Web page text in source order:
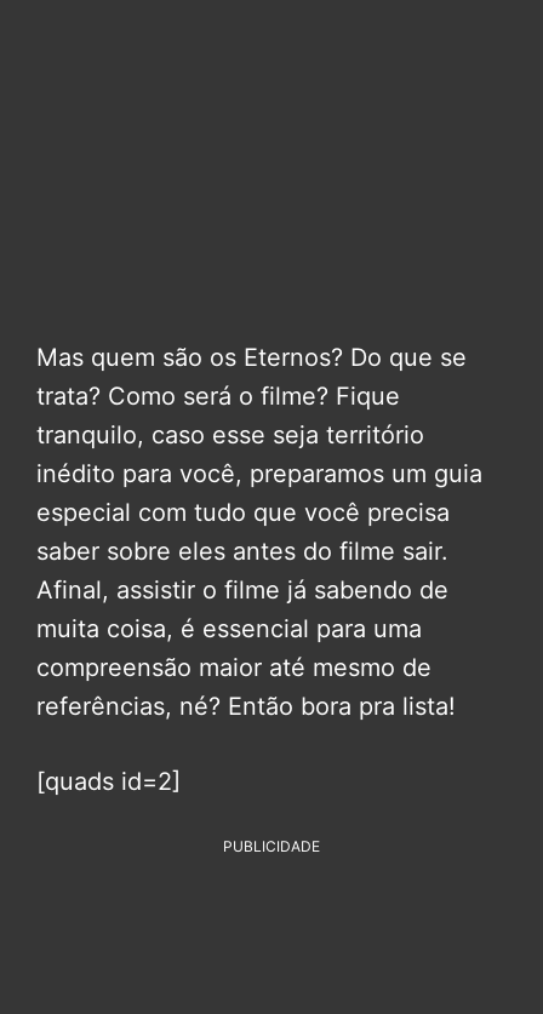
Mas quem são os Eternos? Do que se
trata? Como será o filme? Fique
tranquilo, caso esse seja território
inédito para você, preparamos um guia
especial com tudo que você precisa
saber sobre eles antes do filme sair.
Afinal, assistir o filme já sabendo de
muita coisa, é essencial para uma
compreensão maior até mesmo de
referências, né? Então bora pra lista!
[quads id=2]
PUBLICIDADE